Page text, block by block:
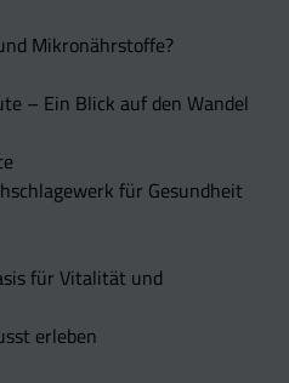
Mikronährstoffe?
– Ein Blick auf den Wandel
für Gesundheit
für Vitalität und
erleben